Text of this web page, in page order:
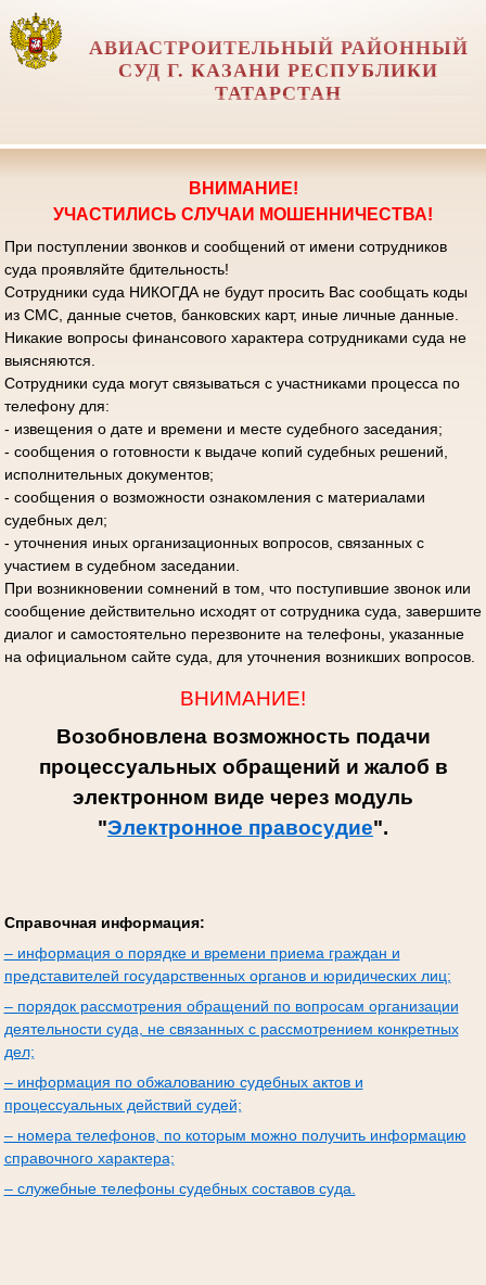
АВИАСТРОИТЕЛЬНЫЙ РАЙОННЫЙ
СУД Г. КАЗАНИ РЕСПУБЛИКИ
ТАТАРСТАН
ВНИМАНИЕ!
УЧАСТИЛИСЬ СЛУЧАИ МОШЕННИЧЕСТВА!
При поступлении звонков и сообщений от имени сотрудников
суда проявляйте бдительность!
Сотрудники суда НИКОГДА не будут просить Вас сообщать коды
из СМС, данные счетов, банковских карт, иные личные данные.
Никакие вопросы финансового характера сотрудниками суда не
выясняются.
Сотрудники суда могут связываться с участниками процесса по
телефону для:
- извещения о дате и времени и месте судебного заседания;
- сообщения о готовности к выдаче копий судебных решений,
исполнительных документов;
- сообщения о возможности ознакомления с материалами
судебных дел;
- уточнения иных организационных вопросов, связанных с
участием в судебном заседании.
При возникновении сомнений в том, что поступившие звонок или
сообщение действительно исходят от сотрудника суда, завершите
диалог и самостоятельно перезвоните на телефоны, указанные
на официальном сайте суда, для уточнения возникших вопросов.
ВНИМАНИЕ!
Возобновлена возможность подачи
процессуальных обращений и жалоб в
электронном виде через модуль
"Электронное правосудие".
Справочная информация:
– информация о порядке и времени приема граждан и
представителей государственных органов и юридических лиц;
– порядок рассмотрения обращений по вопросам организации
деятельности суда, не связанных с рассмотрением конкретных
дел;
– информация по обжалованию судебных актов и
процессуальных действий судей;
– номера телефонов, по которым можно получить информацию
справочного характера;
– служебные телефоны судебных составов суда.